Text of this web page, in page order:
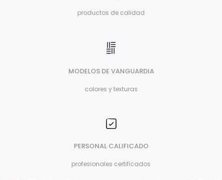
productos de calidad
MODELOS DE VANGUARDIA
colores y texturas
PERSONAL CALIFICADO
profesionales certificados